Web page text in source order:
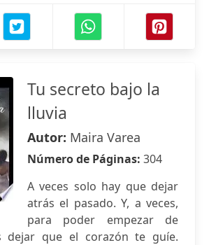
Tu secreto bajo la
lluvia
Autor: Maira Varea
Número de Páginas: 304
A veces solo hay que dejar
atrás el pasado. Y, a veces,
para poder empezar de
dejar que el corazón te guíe.